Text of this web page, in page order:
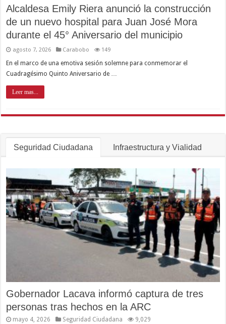
Alcaldesa Emily Riera anunció la construcción
de un nuevo hospital para Juan José Mora
durante el 45° Aniversario del municipio
agosto 7, 2026 Carabobo 149
En el marco de una emotiva sesión solemne para conmemorar el
Cuadragésimo Quinto Aniversario de …
Leer mas...
Seguridad Ciudadana Infraestructura y Vialidad
Gobernador Lacava informó captura de tres
personas tras hechos en la ARC
mayo 4, 2026 Seguridad Ciudadana
9,029